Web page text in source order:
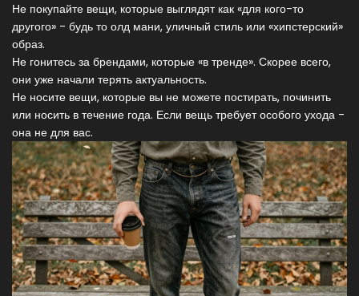
Не покупайте вещи, которые выглядят как «для кого-то
другого» - будь то олд мани, уличный стиль или «хипстерский»
образ.
Не гонитесь за брендами, которые «в тренде». Скорее всего,
они уже начали терять актуальность.
Не носите вещи, которые вы не можете постирать, починить
или носить в течение года. Если вещь требует особого ухода -
она не для вас.